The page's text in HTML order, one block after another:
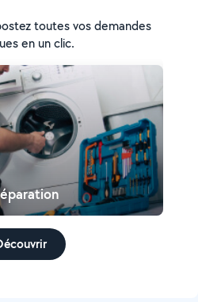
toutes vos demandes
en un clic.